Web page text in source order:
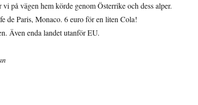
vi på vägen hem körde genom Österrike och dess alper.
de Paris, Monaco. 6 euro för en liten Cola!
Även enda landet utanför EU.